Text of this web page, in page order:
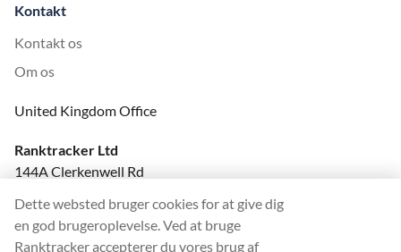
Kontakt
Kontakt os
Om os
United Kingdom Office
Ranktracker Ltd
144A Clerkenwell Rd
Company No: 08820809
felix@ranktracker.com
Dette websted bruger cookies for at give dig
en god brugeroplevelse. Ved at bruge
Ranktracker accepterer du vores brug af